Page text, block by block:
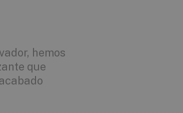
hemos
que